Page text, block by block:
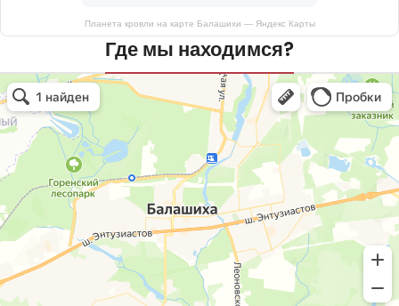
Планета кровли на карте Балашихи — Яндекс Карты
Где мы находимся?
Планета кровли
Кровля и кровельные материалы в Балашихе
Окна в Балашихе